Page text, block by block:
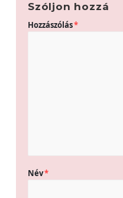
Szóljon hozzá
Hozzászólás*
Név*